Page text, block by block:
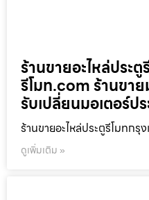
ร้านขายอะไหล่ประ
รีโมท.com ร้านขาย
รับเปลี่ยนมอเตอร์ป
ร้านขายอะไหล่ประตูรีโมทกรุ
ดูเพิ่มเติม »